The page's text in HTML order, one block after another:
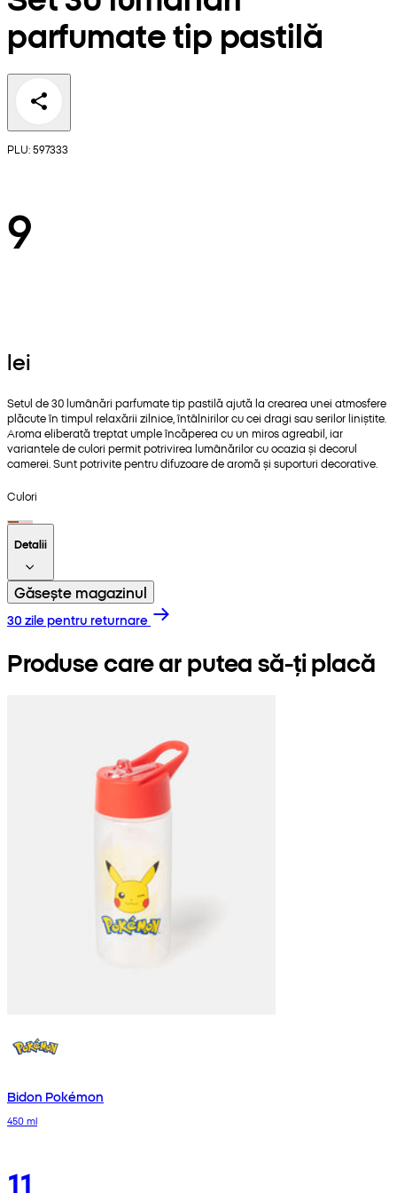
parfumate tip pastilă
PLU: 597333
9
lei
Setul de 30 lumânări parfumate tip pastilă ajută la crearea unei atmosfere
plăcute în timpul relaxării zilnice, întâlnirilor cu cei dragi sau serilor liniștite.
Aroma eliberată treptat umple încăperea cu un miros agreabil, iar
variantele de culori permit potrivirea lumânărilor cu ocazia și decorul
camerei. Sunt potrivite pentru difuzoare de aromă și suporturi decorative.
Culori
Detalii
Găsește magazinul
30 zile pentru returnare
Produse care ar putea să-ți placă
Bidon Pokémon
450 ml